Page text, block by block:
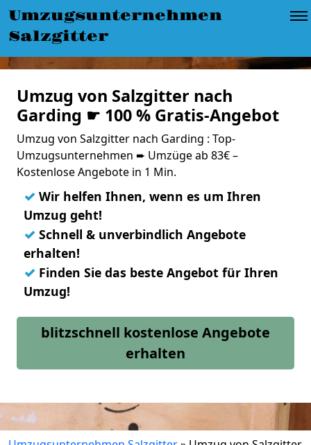
Umzugsunternehmen
Salzgitter
Umzug von Salzgitter nach
Garding ☛ 100 % Gratis-Angebot
Umzug von Salzgitter nach Garding : Top-
Umzugsunternehmen ➨ Umzüge ab 83€ –
Kostenlose Angebote in 1 Min.
✓ Wir helfen Ihnen, wenn es um Ihren
Umzug geht!
✓ Schnell & unverbindlich Angebote
erhalten!
✓ Finden Sie das beste Angebot für Ihren
Umzug!
blitzschnell kostenlose Angebote
erhalten